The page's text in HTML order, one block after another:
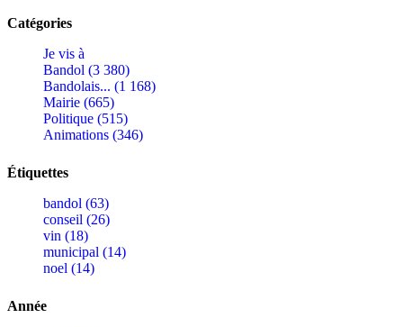
Catégories
Je vis à
Bandol (3 380)
Bandolais... (1 168)
Mairie (665)
Politique (515)
Animations (346)
Étiquettes
bandol (63)
conseil (26)
vin (18)
municipal (14)
noel (14)
Année